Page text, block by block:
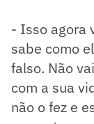
- Isso agora
sabe como
falso. Não
com a sua
não o fez e